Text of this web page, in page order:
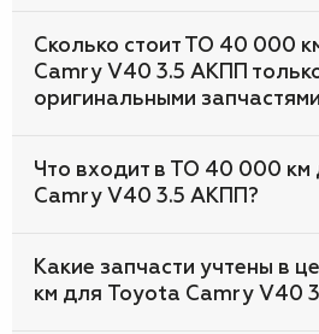
Сколько стоит ТО 40 000
Camry V40 3.5 АКПП
оригинальными
Что входит в ТО 40 000 км
Camry V40 3.5 АКПП?
Какие запчасти учтены в
км для Toyota Camry V40